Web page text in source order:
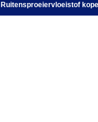
Ruitensproeiervloeistof